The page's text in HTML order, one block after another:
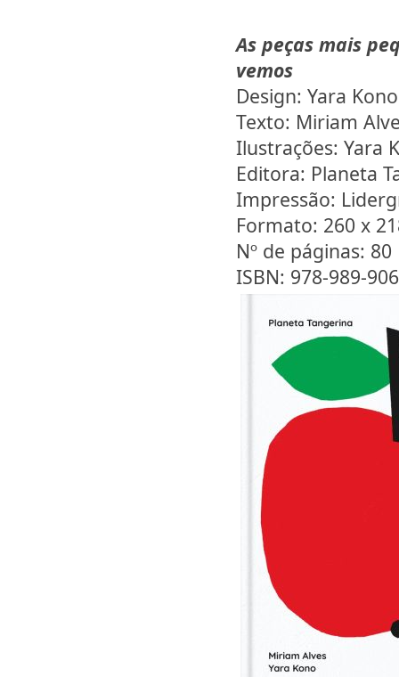
As peças mais
vemos
Design: Yara Kono
Texto: Miriam
Ilustrações: Yara
Editora: Planeta
Impressão:
Formato: 260 x
Nº de páginas: 80
ISBN: 978-989-